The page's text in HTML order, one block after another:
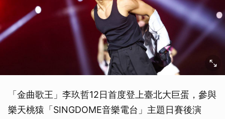
「金曲歌王」李玖哲12日首度登上臺北大巨蛋，參與
樂天桃猿「SINGDOME音樂電台」主題日賽後演